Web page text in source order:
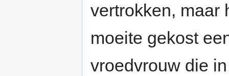
vertrokken, maar
moeite gekost
vroedvrouw die